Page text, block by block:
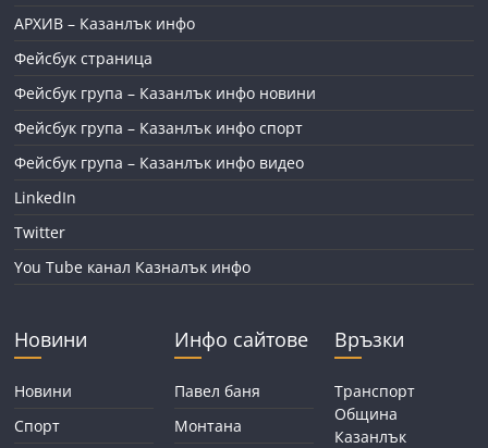
АРХИВ – Казанлък инфо
Фейсбук страница
Фейсбук група – Казанлък инфо новини
Фейсбук група – Казанлък инфо спорт
Фейсбук група – Казанлък инфо видео
LinkedIn
Twitter
You Tube канал Казналък инфо
Новини
Новини
Спорт
Инфо сайтове
Павел баня
Монтана
Връзки
Транспорт
Община
Казанлък